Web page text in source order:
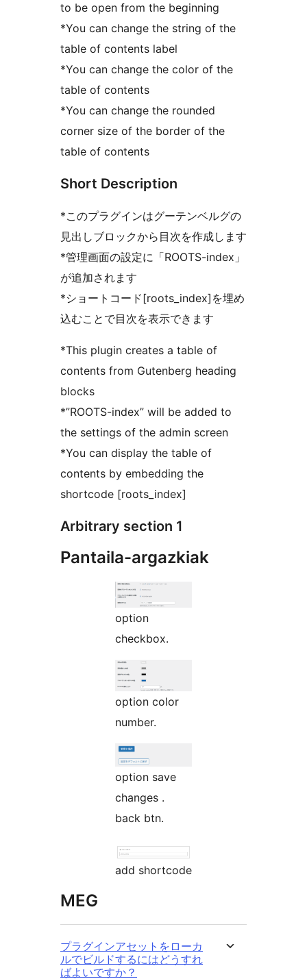
to be open from the beginning
*You can change the string of the
table of contents label
*You can change the color of the
table of contents
*You can change the rounded
corner size of the border of the
table of contents
Short Description
*このプラグインはグーテンベルグの
見出しブロックから目次を作成します
*管理画面の設定に「ROOTS-index」
が追加されます
*ショートコード[roots_index]を埋め
込むことで目次を表示できます
*This plugin creates a table of
contents from Gutenberg heading
blocks
*”ROOTS-index” will be added to
the settings of the admin screen
*You can display the table of
contents by embedding the
shortcode [roots_index]
Arbitrary section 1
Pantaila-argazkiak
option
checkbox.
option color
number.
option save
changes .
back btn.
add shortcode
MEG
プラグインアセットをローカ
ルでビルドするにはどうすれ
ばよいですか？